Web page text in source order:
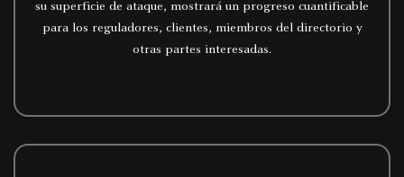
su superficie de ataque, mostrará un progreso cuantificable
para los reguladores, clientes, miembros del directorio y
otras partes interesadas.